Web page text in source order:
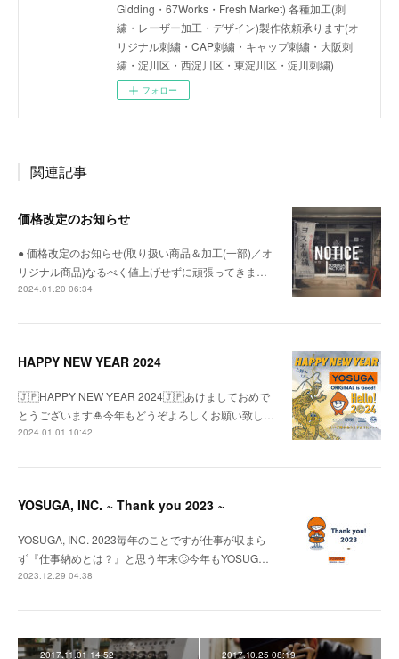
Gidding・67Works・Fresh Market) 各種加工(刺
繍・レーザー加工・デザイン)製作依頼承ります(オ
リジナル刺繍・CAP刺繍・キャップ刺繍・大阪刺
繍・淀川区・西淀川区・東淀川区・淀川刺繍)
フォロー
関連記事
価格改定のお知らせ
● 価格改定のお知らせ(取り扱い商品＆加工(一部)／オ
リジナル商品)なるべく値上げせずに頑張ってきま…
2024.01.20 06:34
HAPPY NEW YEAR 2024
🇯🇵HAPPY NEW YEAR 2024🇯🇵あけましておめで
とうございます🎍今年もどうぞよろしくお願い致し…
2024.01.01 10:42
YOSUGA, INC. ~ Thank you 2023 ~
YOSUGA, INC. 2023毎年のことですが仕事が収まら
ず『仕事納めとは？』と思う年末🙄今年もYOSUG…
2023.12.29 04:38
2017.11.01 14:52 2017.10.25 08:19